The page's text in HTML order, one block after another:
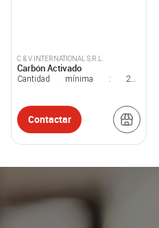
C & V INTERNATIONAL S.R.L.
Carbón Activado
Cantidad mínima : 200
Contactar